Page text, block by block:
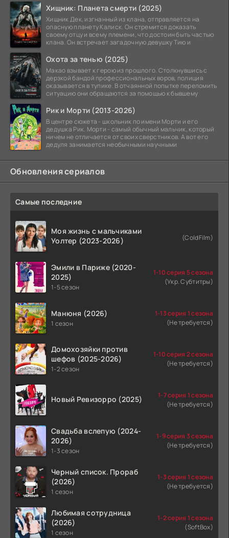
Хищник: Планета смерти (2025)
Хищник Дек, изгнанный из клана, отправляется на
опасную планету Калиск. Он стремится доказать
своему отцу и всему племени, что достоин быть частью
клана. Он встречает загадочную девушку Тию и
Охота за тенью (2025)
Макао взывает к герою из прошлого. Столкнувшись с
дерзкой бандой профессиональных воров, полиция
оказывается в тупике. В отчаянной попытке переломить
ситуацию они обращаются за помощью к бывшему
Рик и Морти (2013-2026)
В центре сюжета - школьник по имени Морти и его
дедушка Рик. Морти - самый обычный мальчик, который
ничем не отличается от своих сверстников. А вот его
дедуля занимается необычными научными
Обновления сериалов
Самые последние
Моя жизнь с мальчиками
Уолтер (2023-2026)
(ColdFilm)
Эмили в Париже (2020-
2025)
1-5 сезон
1-10 серия 5 сезона
(Укр. Субтитры)
Манюня (2026)
1 сезон
1-13 серия 1 сезона
(Не требуется)
Домохозяйки против
шефов (2025-2026)
1-2 сезон
1-10 серия 2 сезона
(Не требуется)
Новый Ревизорро (2025)
1-7 серия 1 сезона
(Не требуется)
Свадьба вслепую (2024-
2026)
1-3 сезон
1-9 серия 3 сезона
(Не требуется)
Черный список. Прораб
(2026)
1 сезон
1-3 серия 1 сезона
(Не требуется)
Любимая сотрудница
(2026)
1 сезон
1-2 серия 1 сезона
(SoftBox)